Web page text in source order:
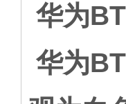
华为
华为